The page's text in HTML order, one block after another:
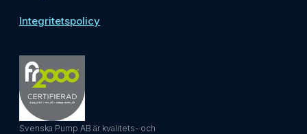
Integritetspolicy
Svenska Pump AB är kvalitets- och